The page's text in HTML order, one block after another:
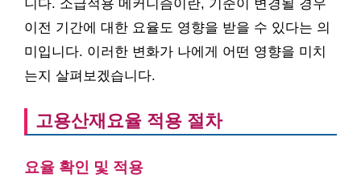
니다. 소급적용 메커니즘이란, 기준이 변경될 경우
이전 기간에 대한 요율도 영향을 받을 수 있다는 의
미입니다. 이러한 변화가 나에게 어떤 영향을 미치
는지 살펴보겠습니다.
고용산재요율 적용 절차
요율 확인 및 적용